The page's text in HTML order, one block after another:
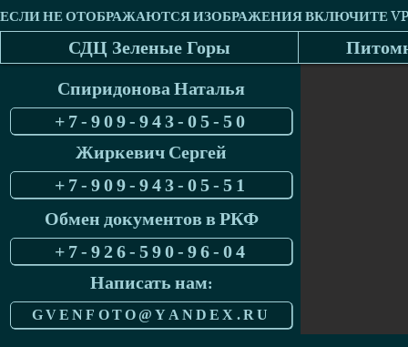
СДЦ Зеленые Горы
Спиридонова Наталья
+7-909-943-05-50
Жиркевич Сергей
+7-909-943-05-51
Обмен документов в РКФ
+7-926-590-96-04
Написать нам:
GVENFOTO@YANDEX.RU